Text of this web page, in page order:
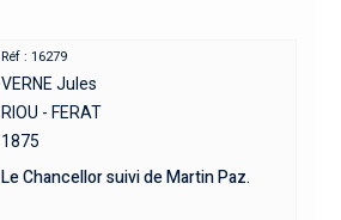
Réf : 16279
VERNE Jules
RIOU - FERAT
1875
Le Chancellor suivi de Martin Paz.